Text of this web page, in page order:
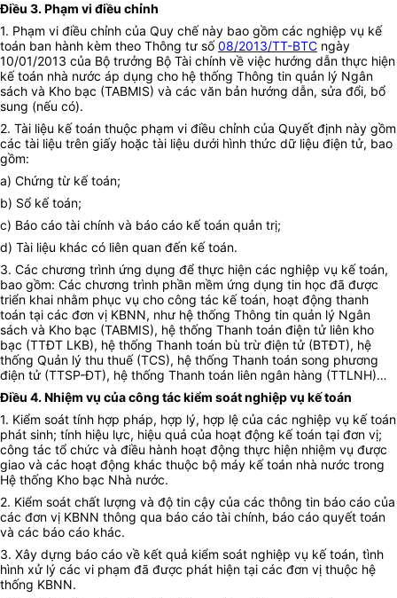
Điều 3. Phạm vi điều chỉnh
1. Phạm vi điều chỉnh của Quy chế này bao gồm các nghiệp vụ kế
toán ban hành kèm theo Thông tư số08/2013/TT-BTC ngày
10/01/2013 của Bộ trưởng Bộ Tài chính về việc hướng dẫn thực hiện
kế toán nhà nước áp dụng cho hệ thống Thông tin quản lý Ngân
sách và Kho bạc (TABMIS) và các văn bản hướng dẫn, sửa đổi, bổ
sung (nếu có).
2. Tài liệu kế toán thuộc phạm vi điều chỉnh của Quyết định này gồm
các tài liệu trên giấy hoặc tài liệu dưới hình thức dữ liệu điện tử, bao
gồm:
a) Chứng từ kế toán;
b) Sổ kế toán;
c) Báo cáo tài chính và báo cáo kế toán quản trị;
d) Tài liệu khác có liên quan đến kế toán.
3. Các chương trình ứng dụng để thực hiện các nghiệp vụ kế toán,
bao gồm: Các chương trình phần mềm ứng dụng tin học đã được
triển khai nhằm phục vụ cho công tác kế toán, hoạt động thanh
toán tại các đơn vị KBNN, như hệ thống Thông tin quản lý Ngân
sách và Kho bạc (TABMIS), hệ thống Thanh toán điện tử liên kho
bạc (TTĐT LKB), hệ thống Thanh toán bù trừ điện tử (BTĐT), hệ
thống Quản lý thu thuế (TCS), hệ thống Thanh toán song phương
điện tử (TTSP-ĐT), hệ thống Thanh toán liên ngân hàng (TTLNH)…
Điều 4. Nhiệm vụ của công tác kiểm soát nghiệp vụ kế toán
1. Kiểm soát tính hợp pháp, hợp lý, hợp lệ của các nghiệp vụ kế toán
phát sinh; tính hiệu lực, hiệu quả của hoạt động kế toán tại đơn vị;
công tác tổ chức và điều hành hoạt động thực hiện nhiệm vụ được
giao và các hoạt động khác thuộc bộ máy kế toán nhà nước trong
Hệ thống Kho bạc Nhà nước.
2. Kiểm soát chất lượng và độ tin cậy của các thông tin báo cáo của
các đơn vị KBNN thông qua báo cáo tài chính, báo cáo quyết toán
và các báo cáo khác.
3. Xây dựng báo cáo về kết quả kiểm soát nghiệp vụ kế toán, tình
hình xử lý các vi phạm đã được phát hiện tại các đơn vị thuộc hệ
thống KBNN.